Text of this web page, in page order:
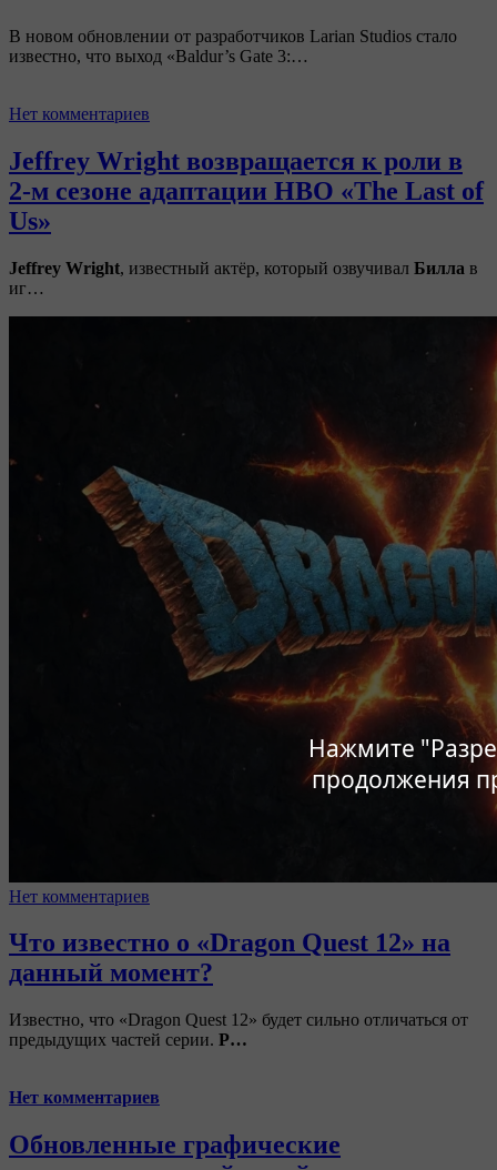
Нажмите
продолжения
В новом обновлении от разработчиков Larian Studios стало
известно, что выход «Baldur’s Gate 3:…
Нет комментариев
Jeffrey Wright возвращается к роли в
2-м сезоне адаптации HBO «The Last of
Us»
Jeffrey Wright, известный актёр, который озвучивал Билла в
иг…
Нет комментариев
Что известно о «Dragon Quest 12» на
данный момент?
Известно, что «Dragon Quest 12» будет сильно отличаться от
предыдущих частей серии. Р…
Нет комментариев
Обновленные графические